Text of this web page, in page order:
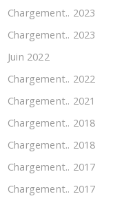
Chargement.. 2023
Chargement.. 2023
Juin 2022
Chargement.. 2022
Chargement.. 2021
Chargement.. 2018
Chargement.. 2018
Chargement.. 2017
Chargement.. 2017